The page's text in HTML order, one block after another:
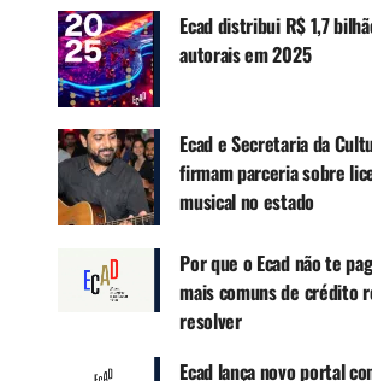
A Lei nº 9.610/98 define como
qualquer uso de música fora do
doméstico. Isso inclui qualquer
circulação de público: bar,
academia, hotel, clínica, casa de
corporativo.Usar música sem
passivo retroativo — o Ecad pode
o primeiro dia de uso irregular.
Ecad distribui R$ 1,7
autorais em 2025
Ecad e Secretaria da
firmam parceria sobre
musical no estado
Por que o Ecad não te
mais comuns de crédito
resolver
Ecad lança novo portal